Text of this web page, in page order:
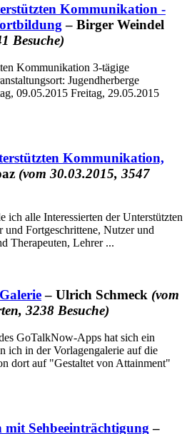
Kommunikation -
– Birger Weindel
Besuche)
Kommunikation 3-tägige
Jugendherberge
09.05.2015 Freitag, 29.05.2015
Kommunikation,
(vom 30.03.2015, 3547
alle Interessierten der Unterstützten
Fortgeschrittene, Nutzer und
Therapeuten, Lehrer ...
– Ulrich Schmeck (vom
3238 Besuche)
GoTalkNow-Apps hat sich ein
ich in der Vorlagengalerie auf die
dort auf "Gestaltet von Attainment"
Sehbeeinträchtigung –